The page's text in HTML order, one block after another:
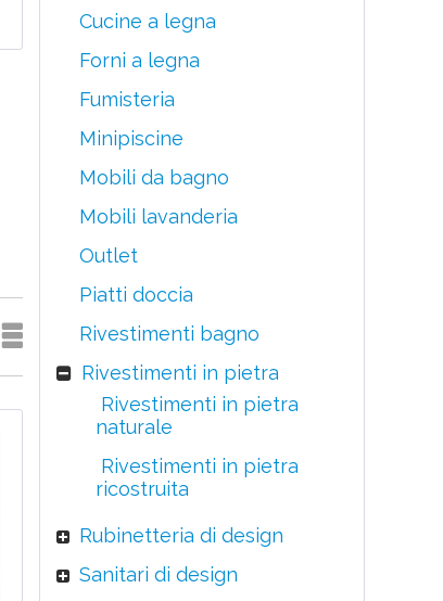
Cucine a legna
Forni a legna
Fumisteria
Minipiscine
Mobili da bagno
Mobili lavanderia
Outlet
Piatti doccia
Rivestimenti bagno
Rivestimenti in pietra
Rivestimenti in pietra
naturale
Rivestimenti in pietra
ricostruita
Rubinetteria di design
Sanitari di design